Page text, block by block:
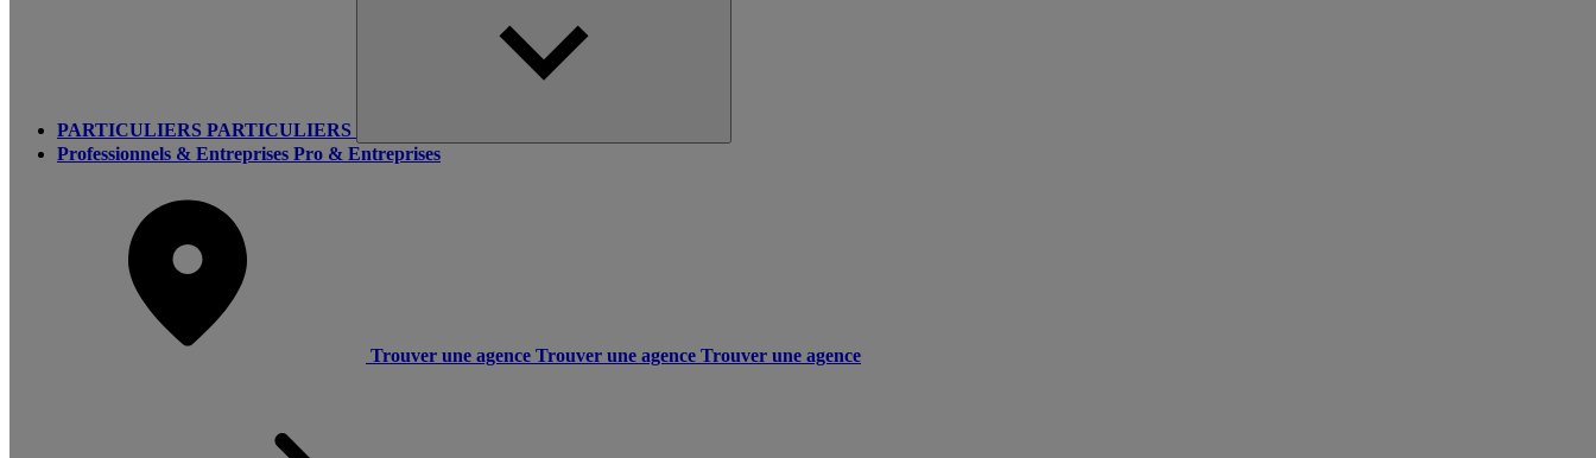
PARTICULIERS PARTICULIERS
Professionnels & Entreprises Pro & Entreprises
Trouver une agence Trouver une agence Trouver une agence